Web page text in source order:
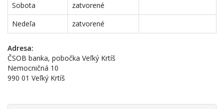
Sobota
zatvorené
Nedeľa
zatvorené
Adresa:
ČSOB banka, pobočka Veľký Krtíš
Nemocničná 10
990 01 Veľký Krtíš